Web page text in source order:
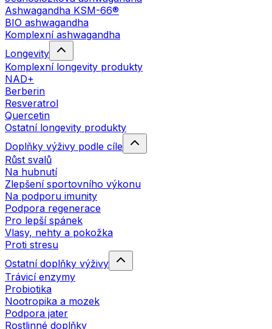
Ashwagandha KSM-66®
BIO ashwagandha
Komplexní ashwagandha
Longevity
Komplexní longevity produkty
NAD+
Berberin
Resveratrol
Quercetin
Ostatní longevity produkty
Doplňky výživy podle cíle
Růst svalů
Na hubnutí
Zlepšení sportovního výkonu
Na podporu imunity
Podpora regenerace
Pro lepší spánek
Vlasy, nehty a pokožka
Proti stresu
Ostatní doplňky výživy
Trávicí enzymy
Probiotika
Nootropika a mozek
Podpora jater
Rostlinné doplňky